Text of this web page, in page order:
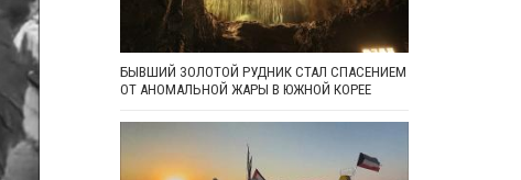
БЫВШИЙ ЗОЛОТОЙ РУДНИК СТАЛ СПАСЕНИЕМ
ОТ АНОМАЛЬНОЙ ЖАРЫ В ЮЖНОЙ КОРЕЕ